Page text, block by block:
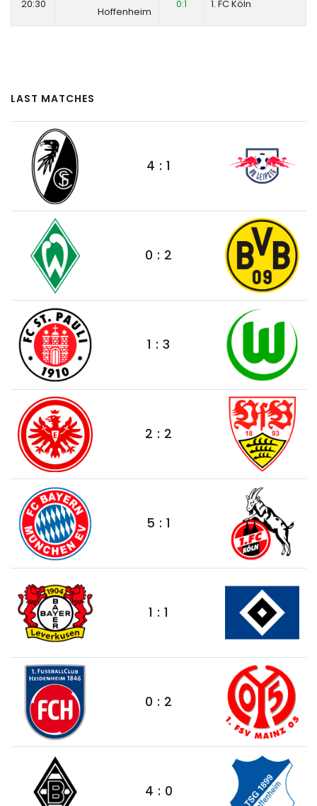
20:30
Hoffenheim
0:1 1. FC Köln
LAST MATCHES
4 : 1
0 : 2
1 : 3
2 : 2
5 : 1
1 : 1
0 : 2
4 : 0